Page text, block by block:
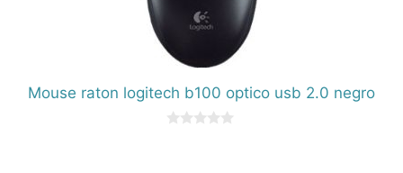
Mouse raton logitech b100 optico usb 2.0 negro